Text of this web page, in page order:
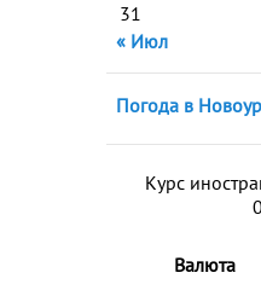
31
« Июл
Погода в
Курс
Валюта